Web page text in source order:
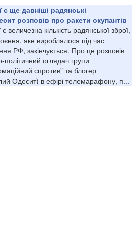
є ще давніші радянські
розповів про ракети окупантів
є величезна кількість радянської зброї,
яке вироблялося під час
РФ, закінчується. Про це розповів
політичний оглядач групи
спротив" та блогер
Одесит) в ефірі телемарафону, п...